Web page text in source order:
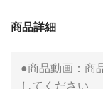
商品詳細
●商品動画：商
してください